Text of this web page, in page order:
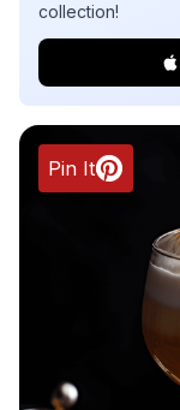
collection!
Pin It